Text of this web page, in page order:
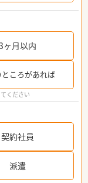
ヶ月以内
ところがあれば
ください
契約社員
派遣